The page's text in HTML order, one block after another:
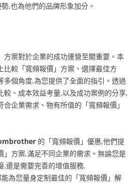
,也為他們的品牌形象加分。
方案對於企業的成功運營至關重要。本
比較「寬頻報價」方案、選擇最佳方
多個角度,為您提供了全面的指引。透過
較、成本效益考量,以及成功案例的分享,
企業需求、物有所值的「寬頻報價」
的「寬頻報價」優惠,他們提
」方案,滿足不同企業的需求。無論您是
,還是需要完善的增值服務,
為您量身定制最佳的「寬頻報價」解